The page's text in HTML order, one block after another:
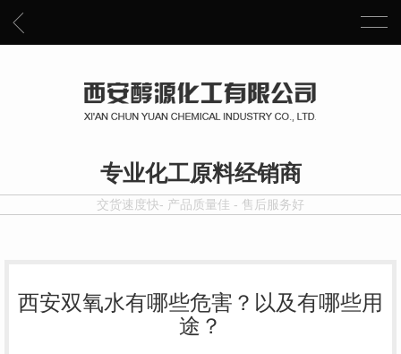
专业化工原料经销商
交货速度快- 产品质量佳 - 售后服务好
西安双氧水有哪些危害？以及有哪些用
途？